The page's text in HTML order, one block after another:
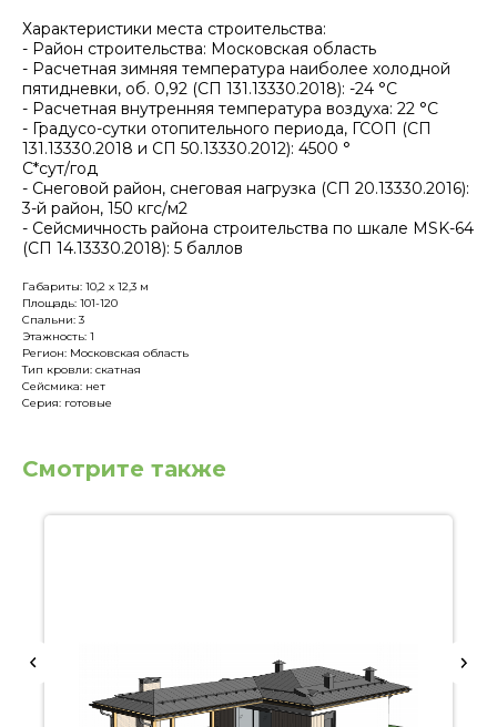
Характеристики места строительства:
- Район строительства: Московская область
- Расчетная зимняя температура наиболее холодной
пятидневки, об. 0,92 (СП 131.13330.2018): -24 °С
- Расчетная внутренняя температура воздуха: 22 °С
- Градусо-сутки отопительного периода, ГСОП (СП
131.13330.2018 и СП 50.13330.2012): 4500 °
С*сут/год
- Снеговой район, снеговая нагрузка (СП 20.13330.2016):
3-й район, 150 кгс/м2
- Сейсмичность района строительства по шкале MSK-64
(СП 14.13330.2018): 5 баллов
Габариты: 10,2 х 12,3 м
Площадь: 101-120
Спальни: 3
Этажность: 1
Регион: Московская область
Тип кровли: скатная
Сейсмика: нет
Серия: готовые
Смотрите также